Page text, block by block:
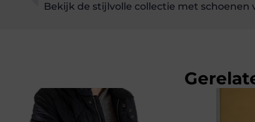
Bekijk de stijlvolle collectie met schoenen